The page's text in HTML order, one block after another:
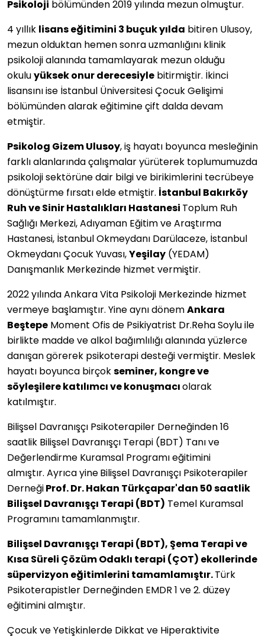
Psikoloji bölümünden 2019 yılında mezun olmuştur.
4 yıllık lisans eğitimini 3 buçuk yılda bitiren Ulusoy,
mezun olduktan hemen sonra uzmanlığını klinik
psikoloji alanında tamamlayarak mezun olduğu
okulu yüksek onur derecesiyle bitirmiştir. İkinci
lisansını ise İstanbul Üniversitesi Çocuk Gelişimi
bölümünden alarak eğitimine çift dalda devam
etmiştir.
Psikolog Gizem Ulusoy, iş hayatı boyunca mesleğinin
farklı alanlarında çalışmalar yürüterek toplumumuzda
psikoloji sektörüne dair bilgi ve birikimlerini tecrübeye
dönüştürme fırsatı elde etmiştir.
İstanbul Bakırköy
Ruh ve Sinir Hastalıkları Hastanesi Toplum Ruh
Sağlığı Merkezi, Adıyaman Eğitim ve Araştırma
Hastanesi, İstanbul Okmeydanı Darülaceze, İstanbul
Okmeydanı Çocuk Yuvası, Yeşilay (YEDAM)
Danışmanlık Merkezinde hizmet vermiştir.
2022 yılında Ankara Vita Psikoloji Merkezinde hizmet
vermeye başlamıştır. Yine aynı dönem Ankara
Beştepe Moment Ofis de Psikiyatrist Dr.Reha Soylu ile
birlikte madde ve alkol bağımlılığı alanında yüzlerce
danışan görerek psikoterapi desteği vermiştir. Meslek
hayatı boyunca birçok seminer, kongre ve
söyleşilere katılımcı ve konuşmacı olarak
katılmıştır.
Bilişsel Davranışçı Psikoterapiler Derneğinden 16
saatlik Bilişsel Davranışçı Terapi (BDT) Tanı ve
Değerlendirme Kuramsal Programı eğitimini
almıştır. Ayrıca yine Bilişsel Davranışçı Psikoterapiler
Derneği Prof. Dr. Hakan Türkçapar'dan 50 saatlik
Bilişsel Davranışçı Terapi (BDT) Temel Kuramsal
Programını tamamlanmıştır.
Bilişsel Davranışçı Terapi (BDT), Şema Terapi ve
Kısa Süreli Çözüm Odaklı terapi (ÇOT) ekollerinde
süpervizyon eğitimlerini tamamlamıştır. Türk
Psikoterapistler Derneğinden EMDR 1 ve 2. düzey
eğitimini almıştır.
Çocuk ve Yetişkinlerde Dikkat ve Hiperaktivite